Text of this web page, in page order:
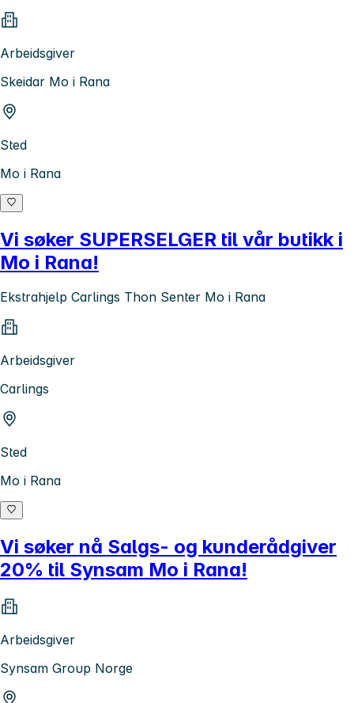
Arbeidsgiver
Skeidar Mo i Rana
Sted
Mo i Rana
Vi søker SUPERSELGER til vår butikk i
Mo i Rana!
Ekstrahjelp Carlings Thon Senter Mo i Rana
Arbeidsgiver
Carlings
Sted
Mo i Rana
Vi søker nå Salgs- og kunderådgiver
20% til Synsam Mo i Rana!
Arbeidsgiver
Synsam Group Norge